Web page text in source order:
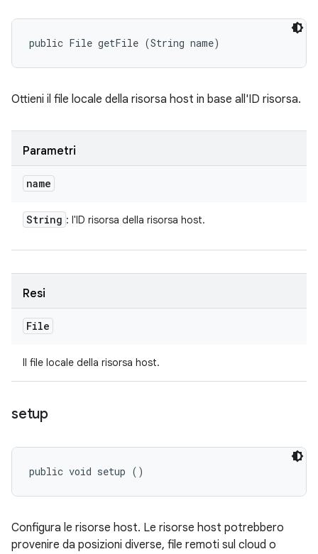
public File getFile (String name)
Ottieni il file locale della risorsa host in base all'ID risorsa.
Parametri
name
String : l'ID risorsa della risorsa host.
Resi
File
Il file locale della risorsa host.
setup
public void setup ()
Configura le risorse host. Le risorse host potrebbero
provenire da posizioni diverse, file remoti sul cloud o